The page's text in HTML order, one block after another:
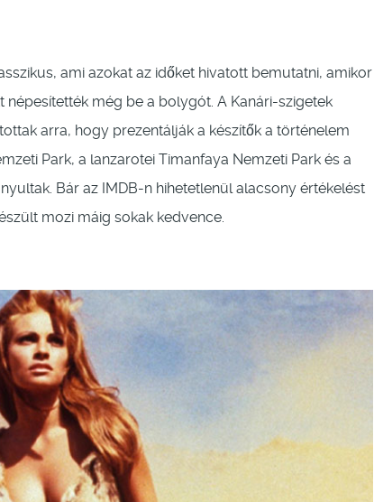
ami azokat az időket hivatott bemutatni, amikor
még be a bolygót. A Kanári-szigetek
arra, hogy prezentálják a készítők a történelem
Park, a lanzarotei Timanfaya Nemzeti Park és a
Bár az IMDB-n hihetetlenül alacsony értékelést
mozi máig sokak kedvence.